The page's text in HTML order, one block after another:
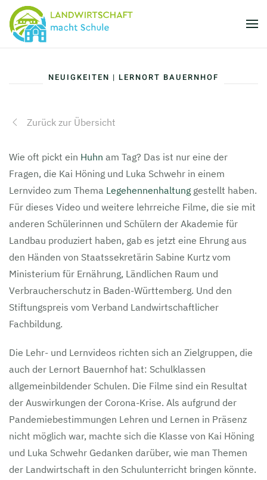
Skip to main content
NEUIGKEITEN | LERNORT BAUERNHOF
Zurück zur Übersicht
Wie oft pickt ein Huhn am Tag? Das ist nur eine der
Fragen, die Kai Höning und Luka Schwehr in einem
Lernvideo zum Thema Legehennenhaltung gestellt haben.
Für dieses Video und weitere lehrreiche Filme, die sie mit
anderen Schülerinnen und Schülern der Akademie für
Landbau produziert haben, gab es jetzt eine Ehrung aus
den Händen von Staatssekretärin Sabine Kurtz vom
Ministerium für Ernährung, Ländlichen Raum und
Verbraucherschutz in Baden-Württemberg. Und den
Stiftungspreis vom Verband Landwirtschaftlicher
Fachbildung.
Die Lehr- und Lernvideos richten sich an Zielgruppen, die
auch der Lernort Bauernhof hat: Schulklassen
allgemeinbildender Schulen. Die Filme sind ein Resultat
der Auswirkungen der Corona-Krise. Als aufgrund der
Pandemiebestimmungen Lehren und Lernen in Präsenz
nicht möglich war, machte sich die Klasse von Kai Höning
und Luka Schwehr Gedanken darüber, wie man Themen
der Landwirtschaft in den Schulunterricht bringen könnte.